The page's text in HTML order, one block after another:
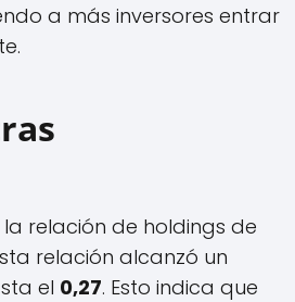
a más inversores entrar
relación de holdings de
relación alcanzó un
el 0,27. Esto indica que